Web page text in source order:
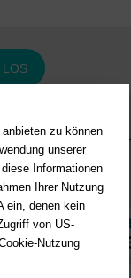
zu können
unserer
Informationen
Ihrer Nutzung
ein, denen kein
von US-
Nutzung
LOS
mit